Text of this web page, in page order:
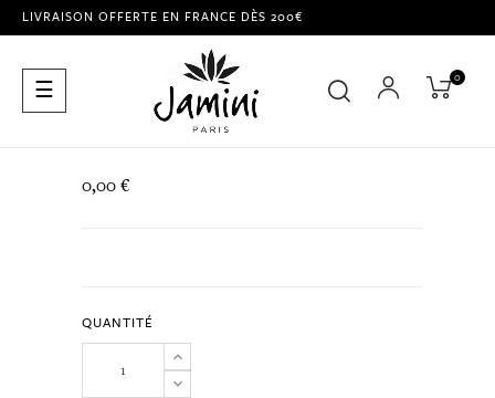
LIVRAISON OFFERTE EN FRANCE DÈS 200€
Basculer
la
☰ 0
0,00 €
QUANTITÉ